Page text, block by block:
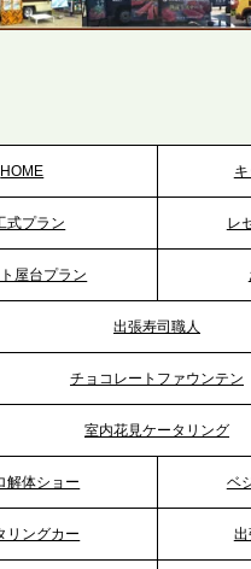
リリースのご案内｜ケータリン
リリースのご案内｜ケータリン
リリースのご案内｜「温かな食
HOME
式プラン レ
屋台プラン
出張寿司職人
チョコレートファウンテン
室内花見ケータリング
解体ショー ベ
リングカー 出